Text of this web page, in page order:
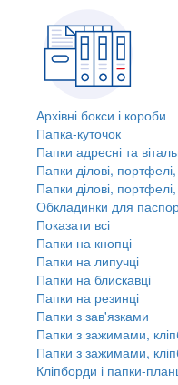
Архівні бокси і короби
Папка-куточок
Папки адресні та
Папки ділові,
Папки ділові,
Обкладинки для
Показати всі
Папки на кнопці
Папки на липучці
Папки на блискавці
Папки на резинці
Папки з зав'язками
Папки з зажимами,
Папки з зажимами,
Кліпборди і папки-